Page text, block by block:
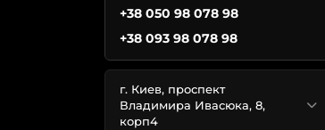
+38 050 98 078 98
+38 093 98 078 98
г. Киев, проспект
Владимира Ивасюка, 8,
корп4